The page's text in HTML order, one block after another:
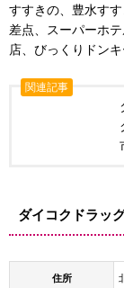
すすきの、豊水す
差点、スーパーホ
店、びっくりドン
関連記事
ダイコクドラッ
住所